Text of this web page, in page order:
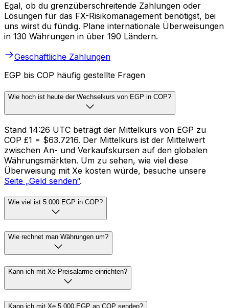
Egal, ob du grenzüberschreitende Zahlungen oder
Lösungen für das FX-Risikomanagement benötigst, bei
uns wirst du fündig. Plane internationale Überweisungen
in 130 Währungen in über 190 Ländern.
Geschäftliche Zahlungen
EGP bis COP häufig gestellte Fragen
Wie hoch ist heute der Wechselkurs von EGP in COP?
Stand 14:26 UTC beträgt der Mittelkurs von EGP zu
COP £1 = $63.7216. Der Mittelkurs ist der Mittelwert
zwischen An- und Verkaufskursen auf den globalen
Währungsmärkten. Um zu sehen, wie viel diese
Überweisung mit Xe kosten würde, besuche unsere
Seite „Geld senden“.
Wie viel ist 5.000 EGP in COP?
Wie rechnet man Währungen um?
Kann ich mit Xe Preisalarme einrichten?
Kann ich mit Xe 5.000 EGP an COP senden?